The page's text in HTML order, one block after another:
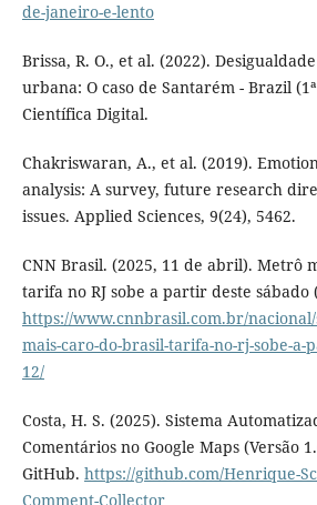
de-janeiro-e-lento
Brissa, R. O., et al. (2022).
urbana: O caso de Santarém - Brazil
Científica Digital.
Chakriswaran, A., et al. (2019).
analysis: A survey, future research
issues. Applied Sciences, 9(24), 5462.
CNN Brasil. (2025, 11 de abril). Metrô
tarifa no RJ sobe a partir deste sábado
https://www.cnnbrasil.com.br/
mais-caro-do-brasil-tarifa-no-rj-sobe-a-
12/
Costa, H. S. (2025). Sistema
Comentários no Google Maps (Versão
GitHub. https://github.com/Henrique-
Comment-Collector